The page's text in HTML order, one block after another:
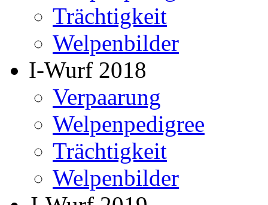
Trächtigkeit
Welpenbilder
I-Wurf 2018
Verpaarung
Welpenpedigree
Trächtigkeit
Welpenbilder